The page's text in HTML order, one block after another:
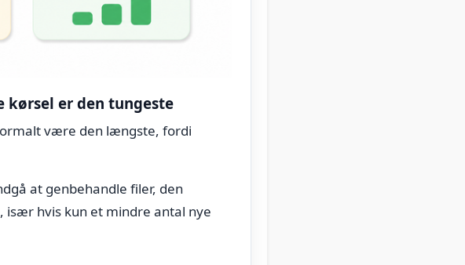
kørsel er den tungeste
være den længste, fordi
at genbehandle filer, den
hvis kun et mindre antal nye